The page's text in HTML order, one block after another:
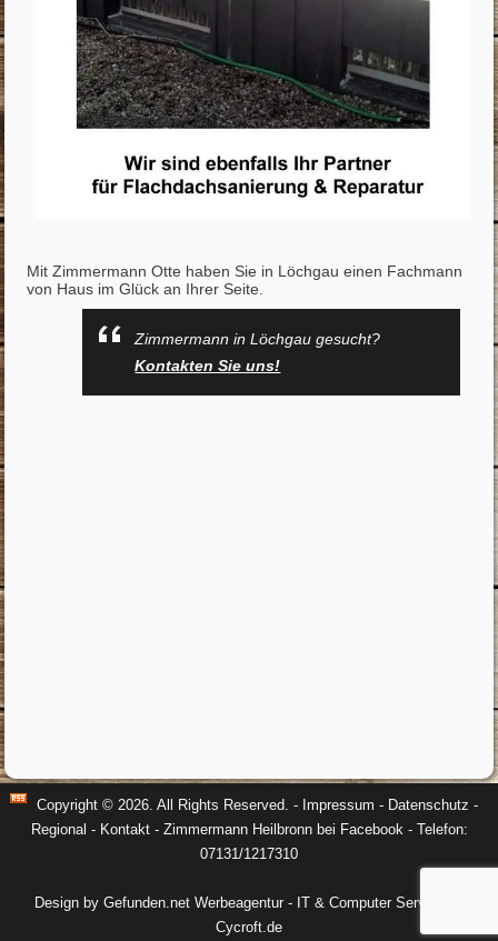
Mit Zimmermann Otte haben Sie in Löchgau einen Fachmann
von Haus im Glück an Ihrer Seite.
Zimmermann in Löchgau gesucht?
Kontakten Sie uns!
Copyright © 2026. All Rights Reserved. - Impressum - Datenschutz -
Regional - Kontakt- Zimmermann Heilbronn bei Facebook- Telefon:
07131/1217310
Design by Gefunden.net Werbeagentur- IT & Computer Service by
Cycroft.de